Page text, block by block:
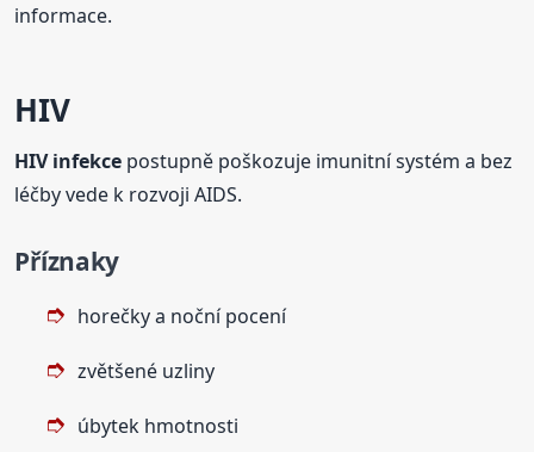
informace.
HIV
HIV infekce postupně poškozuje imunitní systém a bez
léčby vede k rozvoji AIDS.
Příznaky
horečky a noční pocení
zvětšené uzliny
úbytek hmotnosti